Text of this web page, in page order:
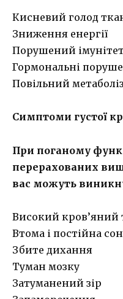
Кисневий голод
Зниження енергії
Порушений імунітет
Гормональні
Повільний
Симптоми густої
При поганому
перерахованих
вас можуть
Високий кров’яний
Втома і постійна
Збите дихання
Туман мозку
Затуманений зір